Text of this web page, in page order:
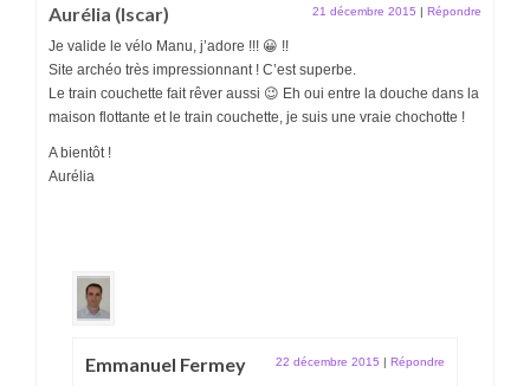
Aurélia (Iscar) 21 décembre 2015 | Répondre
Je valide le vélo Manu, j’adore !!! 😀 !!
Site archéo très impressionnant ! C’est superbe.
Le train couchette fait rêver aussi 😉 Eh oui entre la douche dans la
maison flottante et le train couchette, je suis une vraie chochotte !
A bientôt !
Aurélia
Emmanuel Fermey 22 décembre 2015 | Répondre